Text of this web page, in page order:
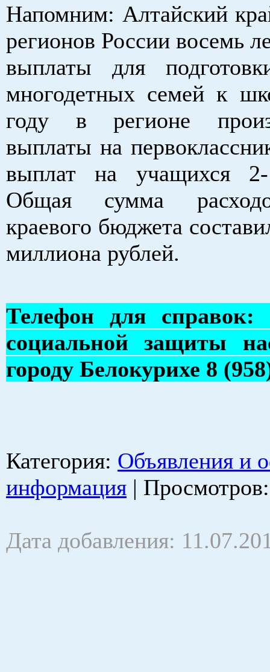
Напомним: Алтайский
регионов России восемь
выплаты для
многодетных семей к
году в регионе
выплаты на
выплат на учащихся 2-
Общая сумма
краевого бюджета
миллиона рублей.
Телефон для справок:
социальной защиты
городу Белокурихе 8
Категория: Объявления и
информация | Просмотров
Дата добавления: